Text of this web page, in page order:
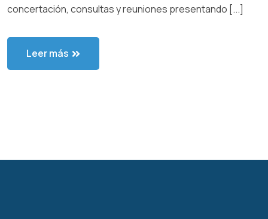
concertación, consultas y reuniones presentando [...]
Leer más